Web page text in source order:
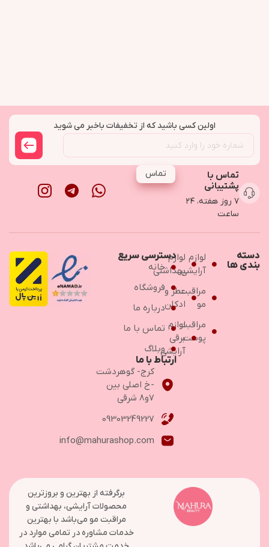
اولین کسی باشید که از تخفیفات باخبر می شوید
تماس با
پشتیبانی
۷ روز هفته، ۲۴
ساعت
تماس
دسته
بندی ها
لوازم
آرایشی
مراقبت
مو
مراقبت
پوست
لوازم
بهداشتی
عطر و
ادکلن
لوازم
برقی
آرایشی
دسترسی سریع
خانه
فروشگاه
درباره ما
تماس با ما
وبلاگ
ارتباط با ما
کرج- گوهردشت
-خ اصلی بین
۷و۸ شرقی
09303249227
info@mahurashop.com
برگرفته از بهترین و بروزترین
محصولات آرایشی، بهداشتی و
مراقبت مو می‌باشد با بهترین
خدمات مشاوره در تمامی موارد در